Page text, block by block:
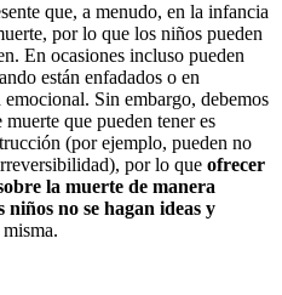
que, a menudo, en la infancia
por lo que los niños pueden
En ocasiones incluso pueden
están enfadados o en
Sin embargo, debemos
que pueden tener es
(por ejemplo, pueden no
por lo que ofrecer
la muerte de manera
no se hagan ideas y